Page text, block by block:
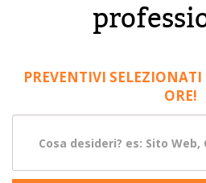
PREVENTIVI
ORE!